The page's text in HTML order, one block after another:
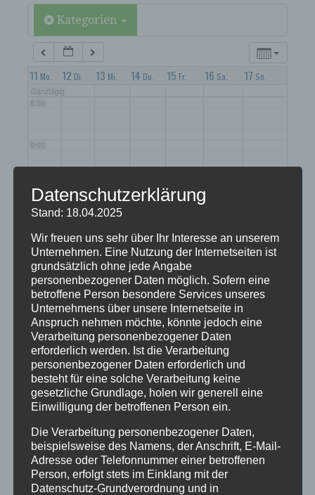
Kategorien
11 Mo. 12 Di. 13 Mi. 14 Do. 15 Fr. 16 Sa. 17 So.
Ganztägig
6:00
8:00
9:00
10:00
12:00
13:00
14:00
15:00
16:00
17:00
Datenschutzerklärung
Stand: 18.04.2025
Wir freuen uns sehr über Ihr Interesse an unserem
Unternehmen. Eine Nutzung der Internetseiten ist
grundsätzlich ohne jede Angabe
personenbezogener Daten möglich. Sofern eine
betroffene Person besondere Services unseres
Unternehmens über unsere Internetseite in
Anspruch nehmen möchte, könnte jedoch eine
Verarbeitung personenbezogener Daten
erforderlich werden. Ist die Verarbeitung
personenbezogener Daten erforderlich und
besteht für eine solche Verarbeitung keine
gesetzliche Grundlage, holen wir generell eine
Einwilligung der betroffenen Person ein.
Die Verarbeitung personenbezogener Daten,
beispielsweise des Namens, der Anschrift, E-Mail-
Adresse oder Telefonnummer einer betroffenen
Person, erfolgt stets im Einklang mit der
Datenschutz-Grundverordnung und in